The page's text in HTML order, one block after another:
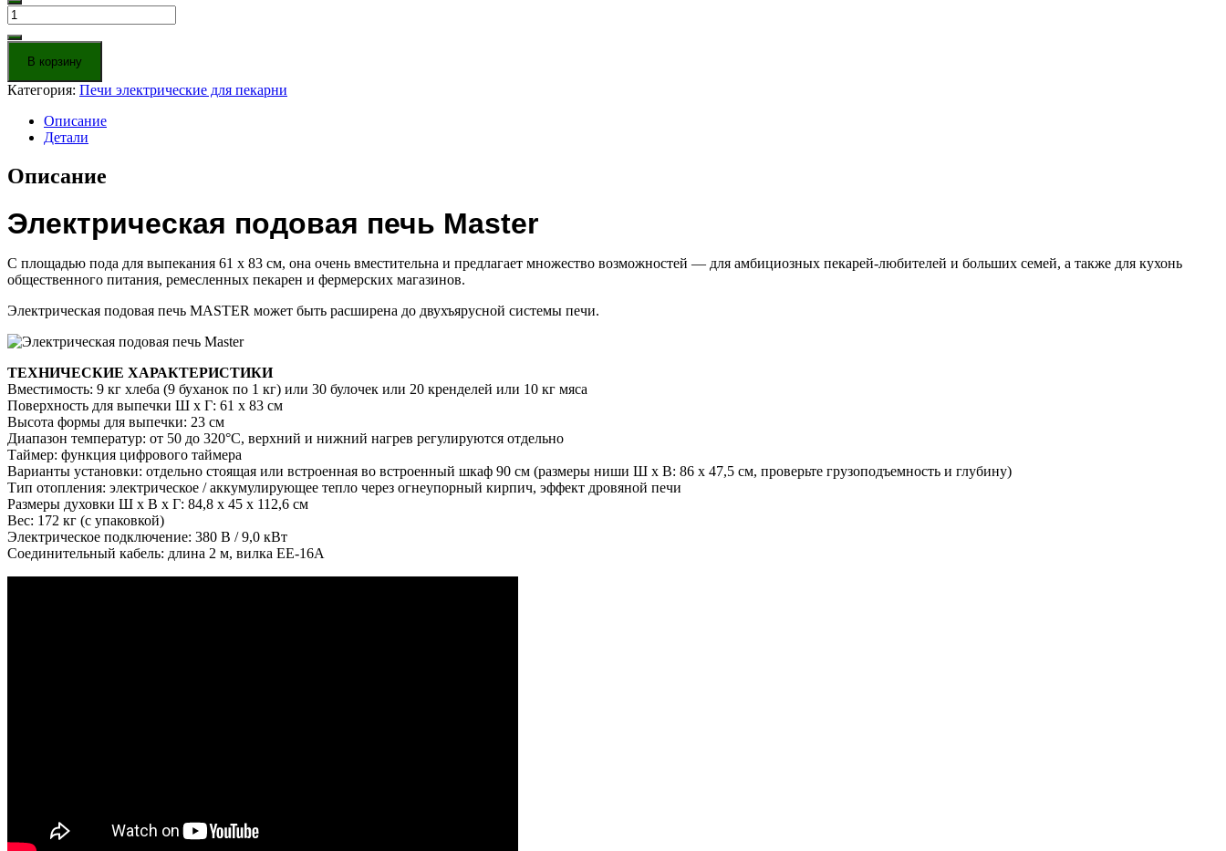
Количество
товара
Электрическая
подовая
печь
Master
В корзину
Категория: Печи электрические для пекарни
Описание
Детали
Описание
Электрическая подовая печь Master
С площадью пода для выпекания 61 x 83 см, она очень вместительна и предлагает множество возможностей — для амбициозных пекарей-любителей и больших семей, а также для кухонь
общественного питания, ремесленных пекарен и фермерских магазинов.
Электрическая подовая печь MASTER может быть расширена до двухъярусной системы печи.
ТЕХНИЧЕСКИЕ ХАРАКТЕРИСТИКИ
Вместимость: 9 кг хлеба (9 буханок по 1 кг) или 30 булочек или 20 кренделей или 10 кг мяса
Поверхность для выпечки Ш x Г: 61 x 83 см
Высота формы для выпечки: 23 см
Диапазон температур: от 50 до 320°C, верхний и нижний нагрев регулируются отдельно
Таймер: функция цифрового таймера
Варианты установки: отдельно стоящая или встроенная во встроенный шкаф 90 см (размеры ниши Ш x В: 86 x 47,5 см, проверьте грузоподъемность и глубину)
Тип отопления: электрическое / аккумулирующее тепло через огнеупорный кирпич, эффект дровяной печи
Размеры духовки Ш х В х Г: 84,8 х 45 х 112,6 см
Вес: 172 кг (с упаковкой)
Электрическое подключение: 380 В / 9,0 кВт
Соединительный кабель: длина 2 м, вилка EE-16A